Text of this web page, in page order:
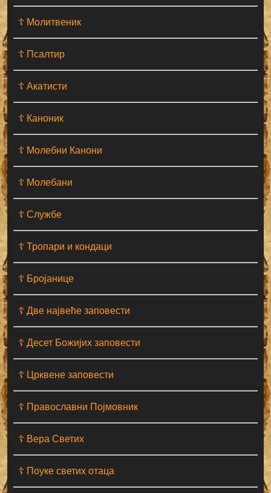
☦ Молитвеник
☦ Псалтир
☦ Акатисти
☦ Каноник
☦ Молебни Канони
☦ Молебани
☦ Службе
☦ Тропари и кондаци
☦ Бројанице
☦ Две највеће заповести
☦ Десет Божијих заповести
☦ Црквене заповести
☦ Православни Појмовник
☦ Вера Светих
☦ Поуке светих отаца